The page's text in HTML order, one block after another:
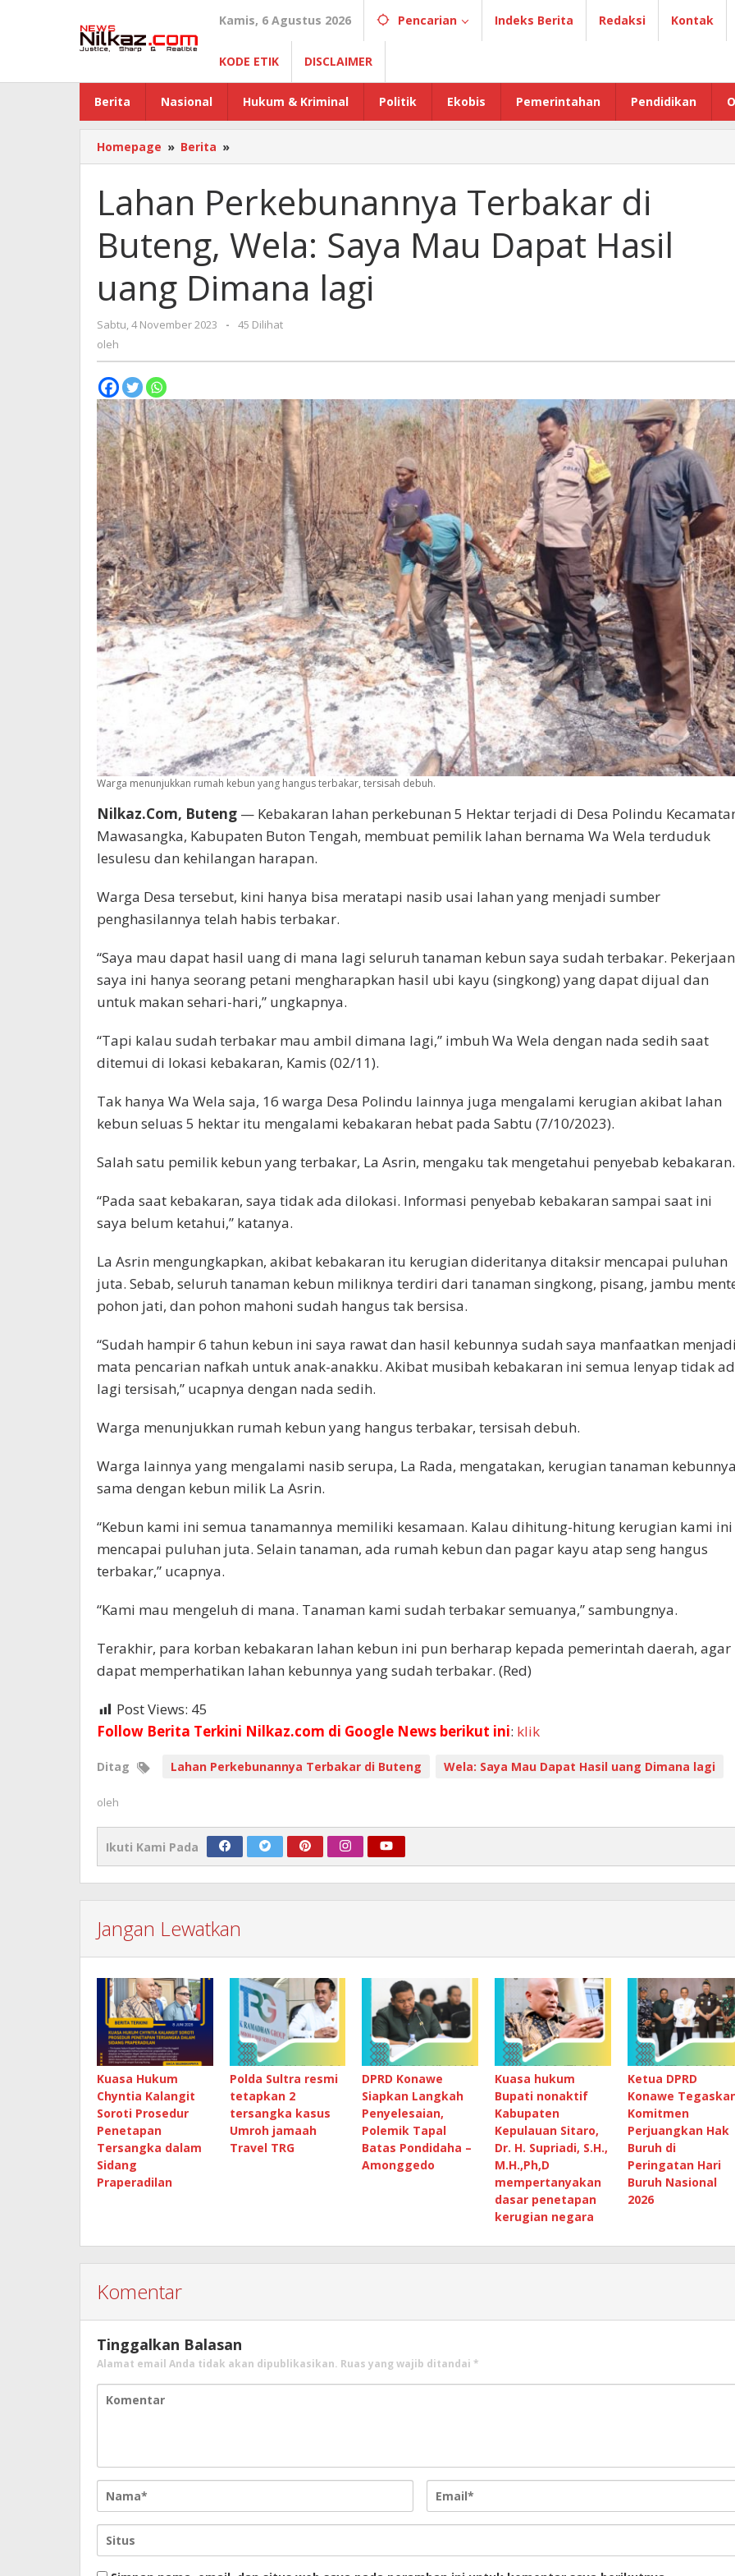
Kamis, 6 Agustus 2026 Pencarian Indeks Berita Redaksi Kontak
KODE ETIK DISCLAIMER
Berita Nasional Hukum & Kriminal Politik Ekobis Pemerintahan Pendidikan
Homepage » Berita »
Perkebunannya
di
Buteng,
Wela:
Saya
Dapat
Hasil
uang
Lahan Perkebunannya Terbakar di
Buteng, Wela: Saya Mau Dapat Hasil
uang Dimana lagi
Sabtu, 4 November 2023 oleh
-
45 Dilihat
oleh
Warga menunjukkan rumah kebun yang hangus terbakar, tersisah debuh.
Nilkaz.Com, Buteng — Kebakaran lahan perkebunan 5 Hektar terjadi di Desa Polindu
Mawasangka, Kabupaten Buton Tengah, membuat pemilik lahan bernama Wa Wela terduduk
lesulesu dan kehilangan harapan.
Warga Desa tersebut, kini hanya bisa meratapi nasib usai lahan yang menjadi sumber
penghasilannya telah habis terbakar.
“Saya mau dapat hasil uang di mana lagi seluruh tanaman kebun saya sudah terbakar. Pekerjaan
saya ini hanya seorang petani mengharapkan hasil ubi kayu (singkong) yang dapat dijual dan
untuk makan sehari-hari,” ungkapnya.
“Tapi kalau sudah terbakar mau ambil dimana lagi,” imbuh Wa Wela dengan nada sedih saat
ditemui di lokasi kebakaran, Kamis (02/11).
Tak hanya Wa Wela saja, 16 warga Desa Polindu lainnya juga mengalami kerugian akibat lahan
kebun seluas 5 hektar itu mengalami kebakaran hebat pada Sabtu (7/10/2023).
Salah satu pemilik kebun yang terbakar, La Asrin, mengaku tak mengetahui penyebab kebakaran.
“Pada saat kebakaran, saya tidak ada dilokasi. Informasi penyebab kebakaran sampai saat ini
saya belum ketahui,” katanya.
La Asrin mengungkapkan, akibat kebakaran itu kerugian dideritanya ditaksir mencapai puluhan
juta. Sebab, seluruh tanaman kebun miliknya terdiri dari tanaman singkong, pisang, jambu
pohon jati, dan pohon mahoni sudah hangus tak bersisa.
“Sudah hampir 6 tahun kebun ini saya rawat dan hasil kebunnya sudah saya manfaatkan
mata pencarian nafkah untuk anak-anakku. Akibat musibah kebakaran ini semua lenyap tidak
lagi tersisah,” ucapnya dengan nada sedih.
Warga menunjukkan rumah kebun yang hangus terbakar, tersisah debuh.
Warga lainnya yang mengalami nasib serupa, La Rada, mengatakan, kerugian tanaman
sama dengan kebun milik La Asrin.
“Kebun kami ini semua tanamannya memiliki kesamaan. Kalau dihitung-hitung kerugian kami ini
mencapai puluhan juta. Selain tanaman, ada rumah kebun dan pagar kayu atap seng hangus
terbakar,” ucapnya.
“Kami mau mengeluh di mana. Tanaman kami sudah terbakar semuanya,” sambungnya.
Terakhir, para korban kebakaran lahan kebun ini pun berharap kepada pemerintah daerah, agar
dapat memperhatikan lahan kebunnya yang sudah terbakar. (Red)
Post Views: 45
Follow Berita Terkini Nilkaz.com di Google News berikut ini: klik
Ditag Lahan Perkebunannya Terbakar di Buteng Wela: Saya Mau Dapat Hasil uang Dimana lagi
oleh
Ikuti Kami Pada
Jangan Lewatkan
Kuasa Hukum
Chyntia Kalangit
Soroti Prosedur
Penetapan
Tersangka dalam
Sidang
Praperadilan
Polda Sultra resmi
tetapkan 2
tersangka kasus
Umroh jamaah
Travel TRG
DPRD Konawe
Siapkan Langkah
Penyelesaian,
Polemik Tapal
Batas Pondidaha –
Amonggedo
Kuasa hukum
Bupati nonaktif
Kabupaten
Kepulauan Sitaro,
Dr. H. Supriadi, S.H.,
M.H.,Ph,D
mempertanyakan
dasar penetapan
kerugian negara
Ketua DPRD
Konawe
Komitmen
Perjuangkan Hak
Buruh di
Peringatan Hari
Buruh Nasional
2026
Komentar
Tinggalkan Balasan
Alamat email Anda tidak akan dipublikasikan. Ruas yang wajib ditandai *